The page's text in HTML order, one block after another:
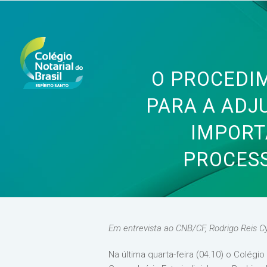
O
PARA A
Em entrevista ao CNB/CF, Rodrigo Reis
Na última quarta-feira (04.10) o